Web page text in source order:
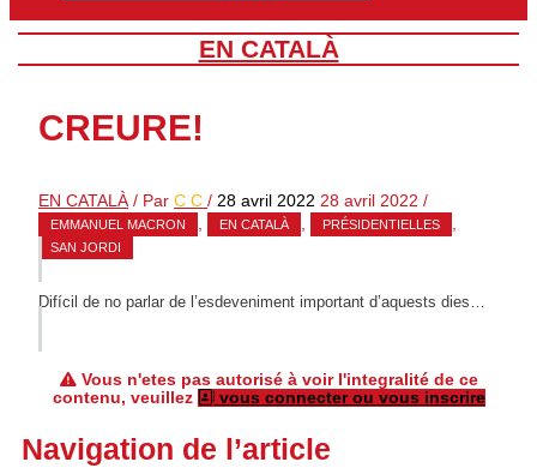
EN CATALÀ
CREURE!
EN CATALÀ/ ParC C /28 avril 2022 28 avril 2022 /
EMMANUEL MACRON , EN CATALÀ , PRÉSIDENTIELLES ,
SAN JORDI
Difícil de no parlar de l’esdeveniment important d’aquests dies…
Vous n'etes pas autorisé à voir l'integralité de ce
contenu, veuillez
vous connecter ou vous inscrire
Navigation de l’article